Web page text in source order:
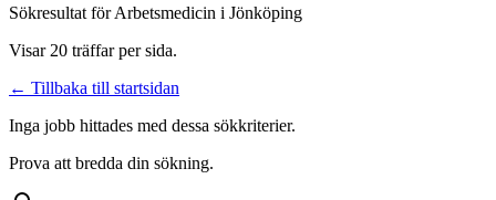
Sökresultat förArbetsmedicin i Jönköping
Visar 20 träffar per sida.
← Tillbaka till startsidan
Inga jobb hittades med dessa sökkriterier.
Prova att bredda din sökning.